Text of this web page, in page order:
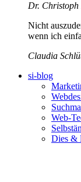
Dr.
Nicht
wenn ich
Claudia
si-blog
Web-
Dies &